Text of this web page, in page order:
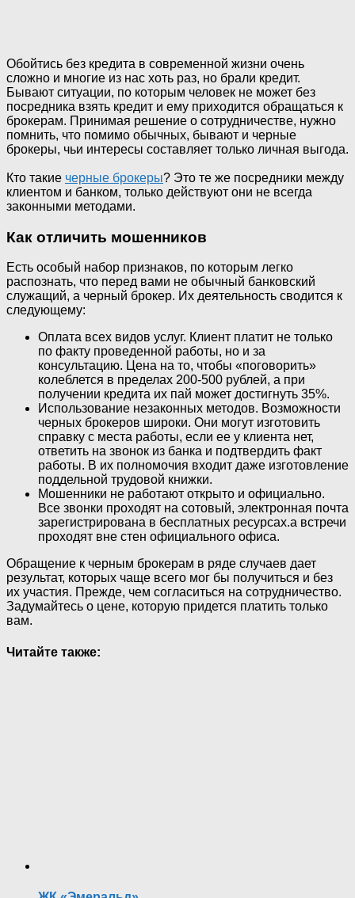
Обойтись без кредита в современной жизни очень
сложно и многие из нас хоть раз, но брали кредит.
Бывают ситуации, по которым человек не может без
посредника взять кредит и ему приходится обращаться к
брокерам. Принимая решение о сотрудничестве, нужно
помнить, что помимо обычных, бывают и черные
брокеры, чьи интересы составляет только личная выгода.
Кто такие черные брокеры? Это те же посредники между
клиентом и банком, только действуют они не всегда
законными методами.
Как отличить мошенников
Есть особый набор признаков, по которым легко
распознать, что перед вами не обычный банковский
служащий, а черный брокер. Их деятельность сводится к
следующему:
Оплата всех видов услуг. Клиент платит не только
по факту проведенной работы, но и за
консультацию. Цена на то, чтобы «поговорить»
колеблется в пределах 200-500 рублей, а при
получении кредита их пай может достигнуть 35%.
Использование незаконных методов. Возможности
черных брокеров широки. Они могут изготовить
справку с места работы, если ее у клиента нет,
ответить на звонок из банка и подтвердить факт
работы. В их полномочия входит даже изготовление
поддельной трудовой книжки.
Мошенники не работают открыто и официально.
Все звонки проходят на сотовый, электронная почта
зарегистрирована в бесплатных ресурсах.а встречи
проходят вне стен официального офиса.
Обращение к черным брокерам в ряде случаев дает
результат, которых чаще всего мог бы получиться и без
их участия. Прежде, чем согласиться на сотрудничество.
Задумайтесь о цене, которую придется платить только
вам.
Читайте также: